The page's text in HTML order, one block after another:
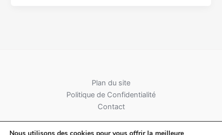
Plan du site
Politique de Confidentialité
Contact